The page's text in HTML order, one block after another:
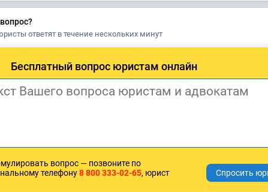
ответят в течение нескольких минут
Бесплатный вопрос юристам онлайн
вопрос — позвоните по
телефону8 800 333-02-65, юрист